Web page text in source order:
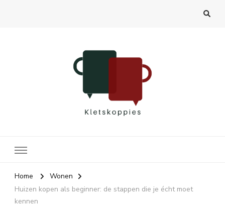
Home
Wonen
Huizen kopen als beginner: de stappen die je écht moet
kennen